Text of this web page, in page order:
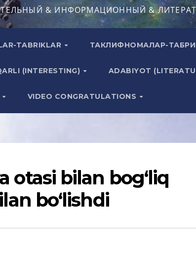
& ИНФОРМАЦИОННЫЙ &
TABRIKLAR ТАКЛИФНОМАЛАР-
(INTERESTING) ADABIYOT
VIDEO CONGRATULATIONS
otasi bilan bog‘liq
bo‘lishdi